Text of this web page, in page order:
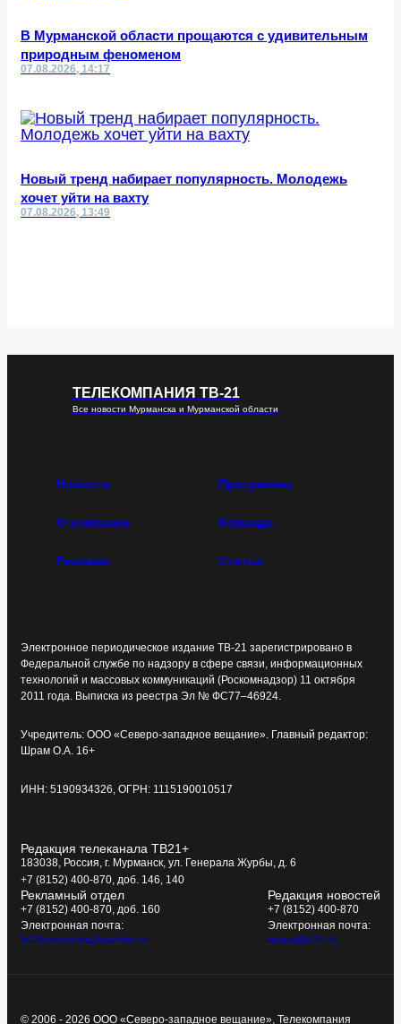
В Мурманской области прощаются с удивительным
природным феноменом
07.08.2026, 14:17
Новый тренд набирает популярность. Молодежь
хочет уйти на вахту
07.08.2026, 13:49
ТЕЛЕКОМПАНИЯ ТВ-21
Все новости Мурманска и Мурманской области
Новости Программы
О компании Команда
Реклама Статьи
Электронное периодическое издание ТВ-21 зарегистрировано в
Федеральной службе по надзору в сфере связи, информационных
технологий и массовых коммуникаций (Роскомнадзор) 11 октября
2011 года. Выписка из реестра Эл № ФС77–46924.
Учредитель: ООО «Северо-западное вещание». Главный редактор:
Шрам О.А. 16+
ИНН: 5190934326, ОГРН: 1115190010517
Редакция телеканала ТВ21+
183038, Россия, г. Мурманск, ул. Генерала Журбы, д. 6
+7 (8152) 400-870, доб. 146, 140
Рекламный отдел
+7 (8152) 400-870, доб. 160
Электронная почта:
tv21kompania@yandex.ru
Редакция новостей
+7 (8152) 400-870
Электронная почта:
news@tv21.ru
© 2006 - 2026 ООО «Северо-западное вещание», Телекомпания